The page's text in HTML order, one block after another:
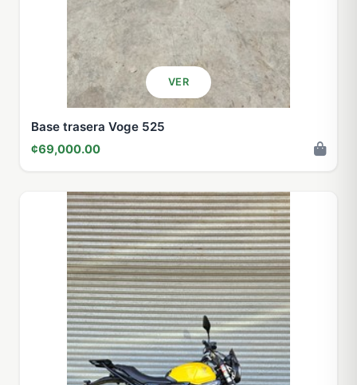
VER
Base trasera Voge 525
¢69,000.00